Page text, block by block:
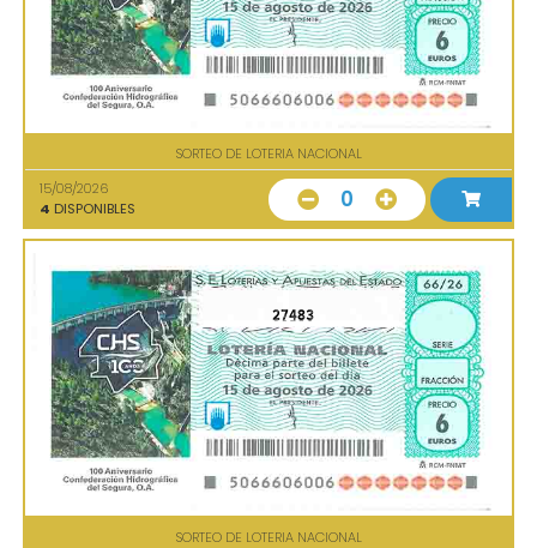
SORTEO DE LOTERIA NACIONAL
15/08/2026
4 DISPONIBLES 0
27483
SORTEO DE LOTERIA NACIONAL